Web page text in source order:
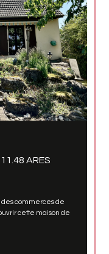
ARES
des commerces de
cette maison de